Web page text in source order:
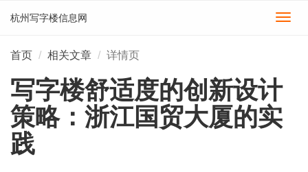
切
杭州写字楼信息网
首页 相关文章 详情页
写字楼舒适度的创新设计
策略：浙江国贸大厦的实
践